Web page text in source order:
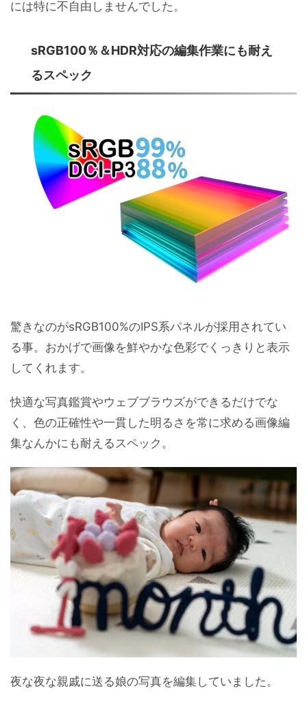
には特に不自由しませんでした。
sRGB100％＆HDR対応の編集作業にも耐え
るスペック
驚きなのがsRGB100%のIPS系パネルが採用されてい
る事。おかげで画像を鮮やかな色彩でくっきりと表示
してくれます。
快適な写真鑑賞やウェブブラウズができるだけでな
く、色の正確性や一貫した明るさを常に求める画像編
集なんかにも耐えるスペック。
夜な夜な親戚に送る娘の写真を編集していました。